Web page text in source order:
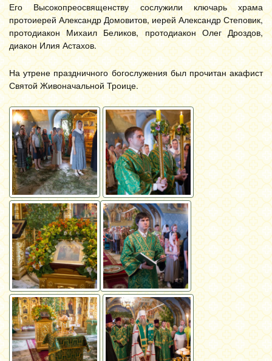
Его Высокопреосвященству сослужили ключарь храма
протоиерей Александр Домовитов, иерей Александр Степовик,
протодиакон Михаил Беликов, протодиакон Олег Дроздов,
диакон Илия Астахов.
На утрене праздничного богослужения был прочитан акафист
Святой Живоначальной Троице.